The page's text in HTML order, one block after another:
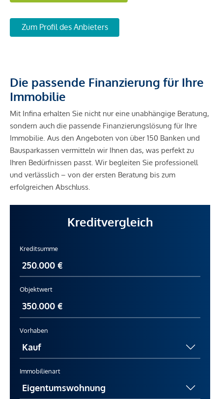
Zum Profil des Anbieters
Die passende Finanzierung für Ihre
Immobilie
Mit Infina erhalten Sie nicht nur eine unabhängige Beratung,
sondern auch die passende Finanzierungslösung für Ihre
Immobilie. Aus den Angeboten von über 150 Banken und
Bausparkassen vermitteln wir Ihnen das, was perfekt zu
Ihren Bedürfnissen passt. Wir begleiten Sie professionell
und verlässlich – von der ersten Beratung bis zum
erfolgreichen Abschluss.
Kreditvergleich
Kreditsumme
Objektwert
Vorhaben
Immobilienart